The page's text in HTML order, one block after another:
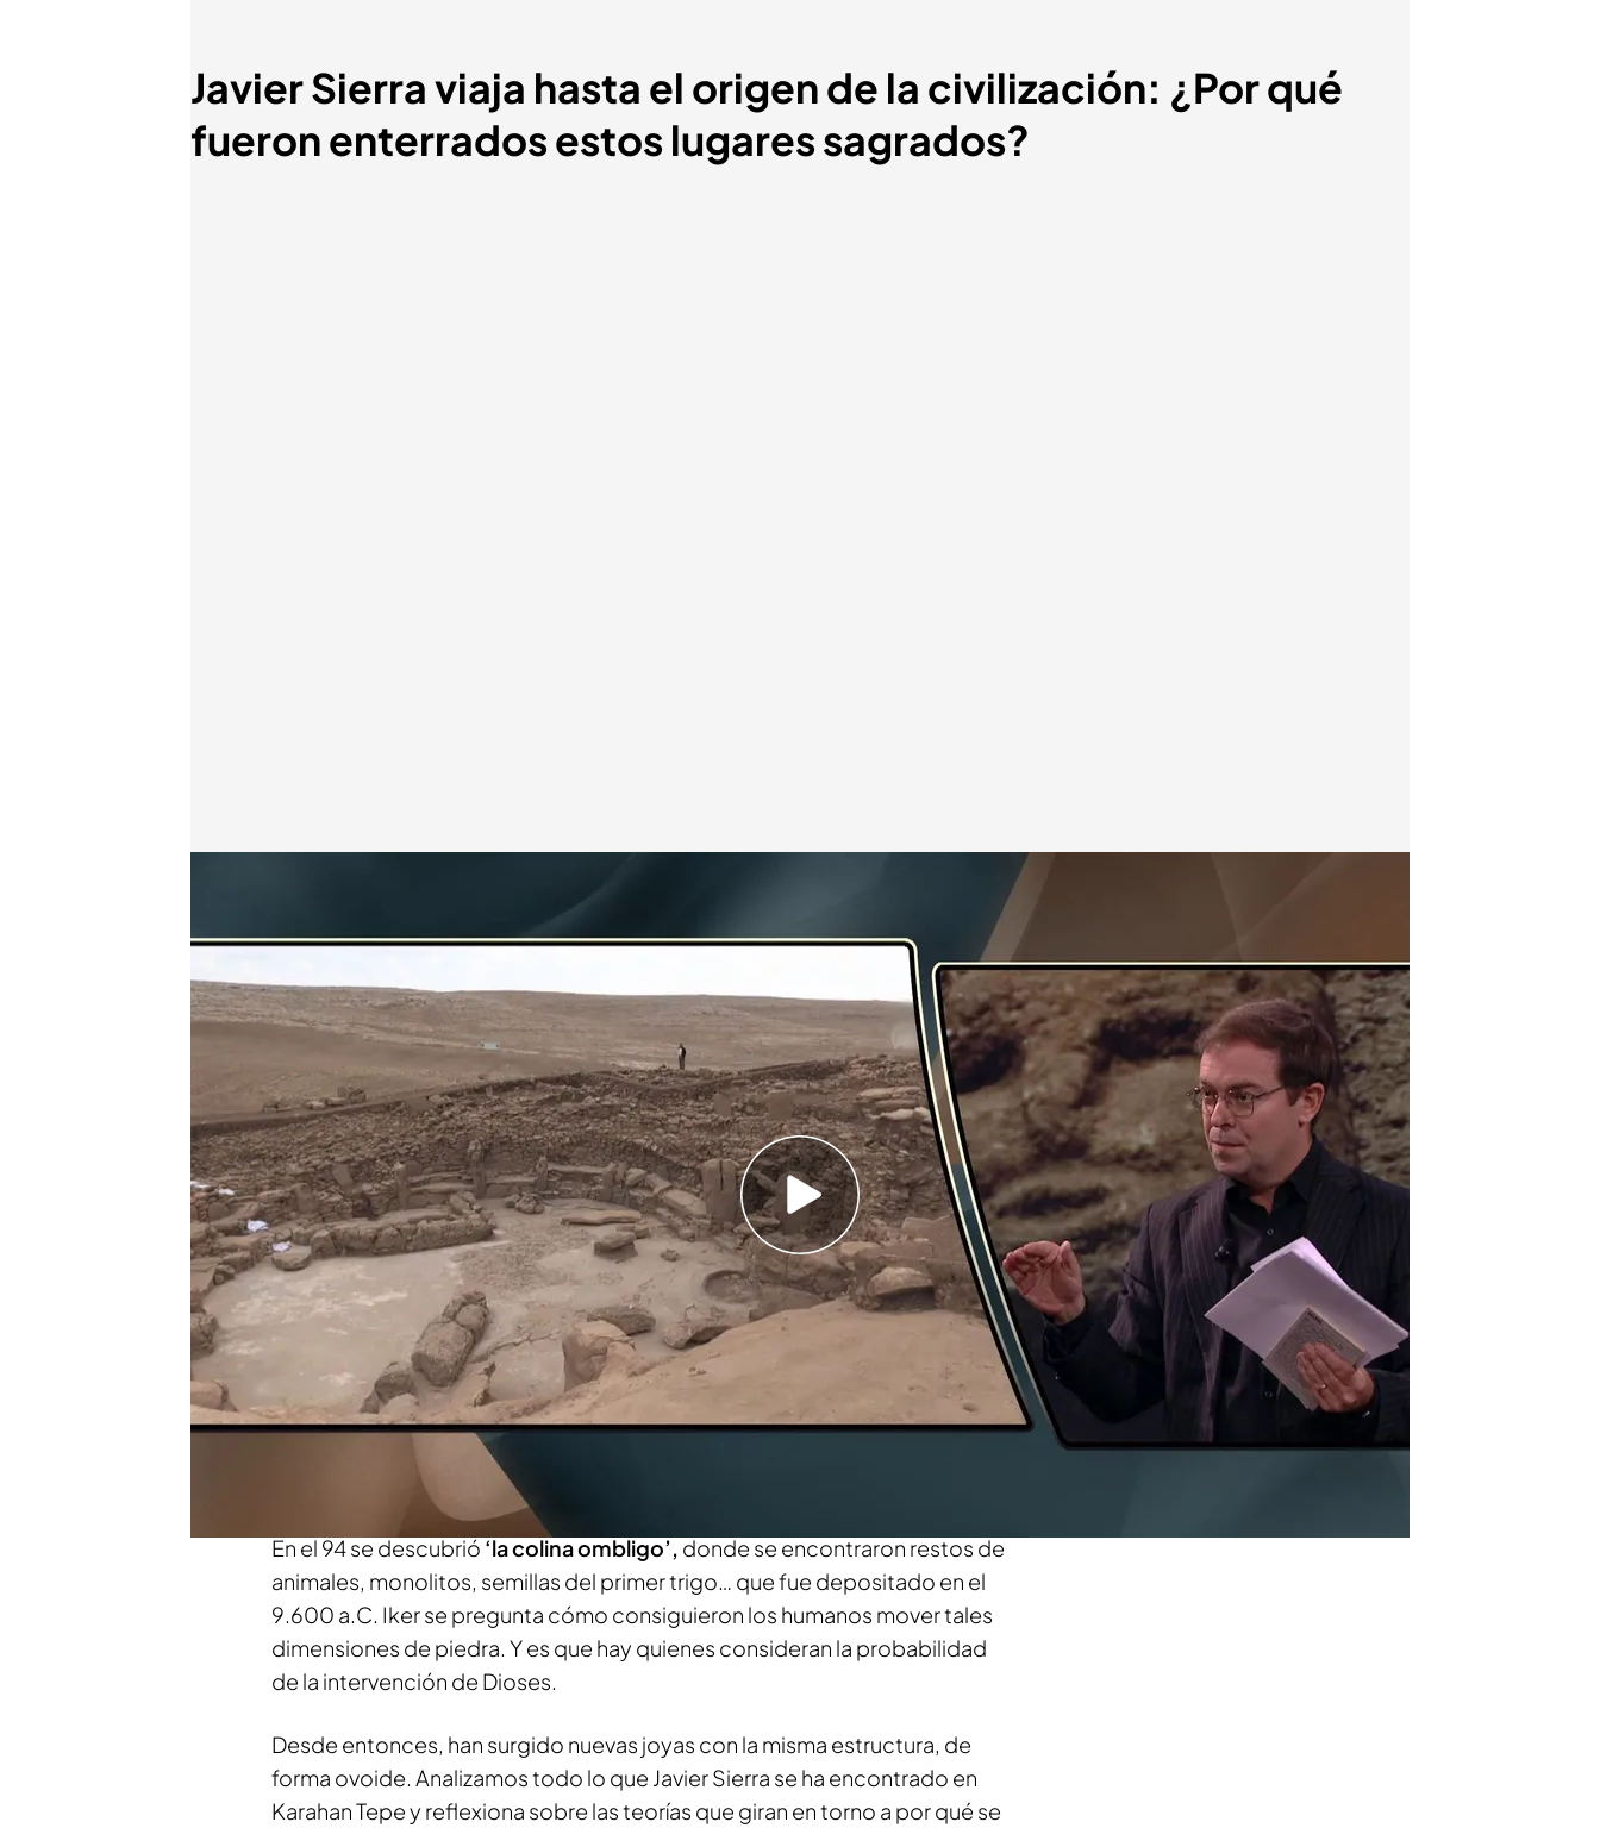
Javier Sierra viaja hasta el origen de la civilización: ¿Por qué
fueron enterrados estos lugares sagrados?
03 JUL 2022 - 22:30h.
Javier Sierra viaja hasta Karahan Tepe (Turquía).
Hallado en Kaharan Tepe una estructura del 9.400 a.C.
Los arqueólogos, fascinados con Karahan Tepe, el origen de la
civilización.
Compartir
‘Cuarto Milenio’ viaja, de la mano deJavier Sierra, hasta
(Turquía),
un lugar al que “hay que viajar pasa saber la verdad antigua”.
Javier viene directamente de‘las colinas de piedra’
para hablarnos de lo
que allí ha visto. Se trata de un área de 200 kilómetros cuadrados en el que
el origen de la civilización.
En el 94 se descubrió ‘la colina ombligo’, donde se encontraron restos de
animales, monolitos, semillas del primer trigo… que fue depositado en el
9.600 a.C. Iker se pregunta cómo consiguieron los humanos mover tales
dimensiones de piedra. Y es que hay quienes consideran la probabilidad
de la intervención de Dioses.
Desde entonces, han surgido nuevas joyas con la misma estructura, de
forma ovoide. Analizamos todo lo que Javier Sierra se ha encontrado en
Karahan Tepe y reflexiona sobre las teorías que giran en torno a por qué se